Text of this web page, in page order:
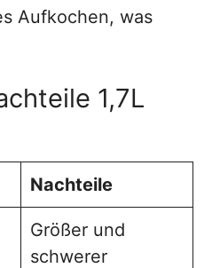
Aufkochen, was
1,7L
Nachteile
Größer und
schwerer